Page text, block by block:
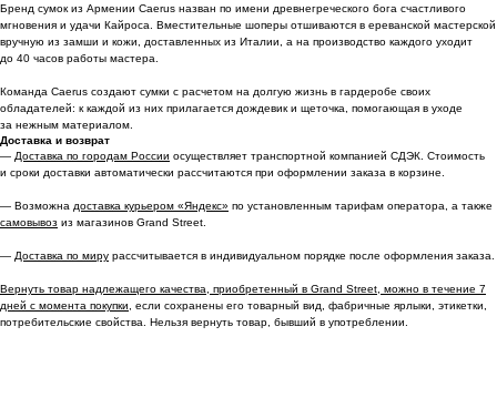
Бренд сумок из Армении Caerus назван по имени древнегреческого бога счастливого
мгновения и удачи Кайроса. Вместительные шоперы отшиваются в ереванской мастерской
вручную из замши и кожи, доставленных из Италии, а на производство каждого уходит
до 40 часов работы мастера.
Команда Caerus создают сумки с расчетом на долгую жизнь в гардеробе своих
обладателей: к каждой из них прилагается дождевик и щеточка, помогающая в уходе
за нежным материалом.
Доставка и возврат
— Доставка по городам России осуществляет транспортной компанией СДЭК. Стоимость
и сроки доставки автоматически рассчитаются при оформлении заказа в корзине.
— Возможна доставка курьером «Яндекс» по установленным тарифам оператора, а также
самовывоз из магазинов Grand Street.
— Доставка по миру рассчитывается в индивидуальном порядке после оформления заказа.
Вернуть товар надлежащего качества, приобретенный в Grand Street, можно в течение 7
дней с момента покупки,
если сохранены его товарный вид, фабричные ярлыки, этикетки,
потребительские свойства. Нельзя вернуть товар, бывший в употреблении.